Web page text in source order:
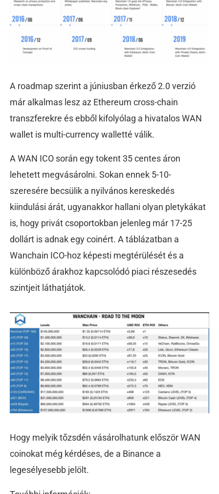
A roadmap szerint a júniusban érkező 2.0 verzió
már alkalmas lesz az Ethereum cross-chain
transzferekre és ebből kifolyólag a hivatalos WAN
wallet is multi-currency walletté válik.
A WAN ICO során egy tokent 35 centes áron
lehetett megvásárolni. Sokan ennek 5-10-
szeresére becsülik a nyilvános kereskedés
kiindulási árát, ugyanakkor hallani olyan pletykákat
is, hogy privát csoportokban jelenleg már 17-25
dollárt is adnak egy coinért. A táblázatban a
Wanchain ICO-hoz képesti megtérülését és a
különböző árakhoz kapcsolódó piaci részesedés
szintjeit láthatjátok.
Hogy melyik tőzsdén vásárolhatunk először WAN
coinokat még kérdéses, de a Binance a
legesélyesebb jelölt.